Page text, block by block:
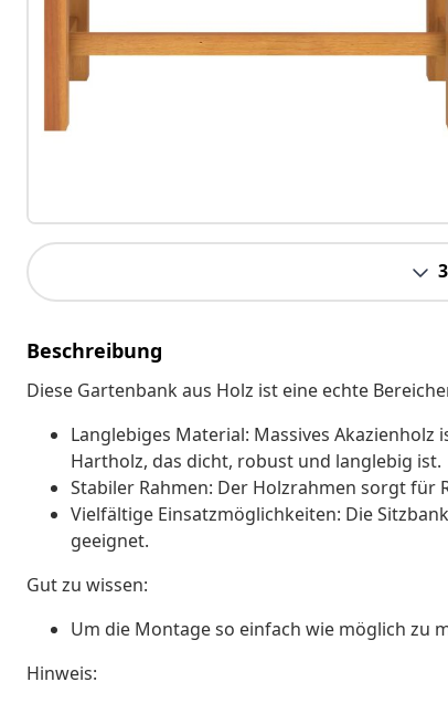
Beschreibung
Diese Gartenbank aus Holz ist eine echte
Langlebiges Material: Massives
Hartholz, das dicht, robust und langlebig ist.
Stabiler Rahmen: Der Holzrahmen sorgt für
Vielfältige Einsatzmöglichkeiten: Die
geeignet.
Gut zu wissen:
Um die Montage so einfach wie möglich zu
Hinweis: